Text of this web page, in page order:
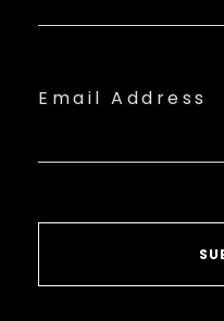
Email Address